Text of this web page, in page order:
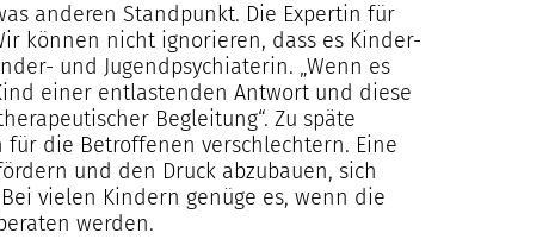
anderen Standpunkt. Die Expertin für
können nicht ignorieren, dass es Kinder-
und Jugendpsychiaterin. „Wenn es
einer entlastenden Antwort und diese
Begleitung“. Zu späte
die Betroffenen verschlechtern. Eine
und den Druck abzubauen, sich
vielen Kindern genüge es, wenn die
werden.